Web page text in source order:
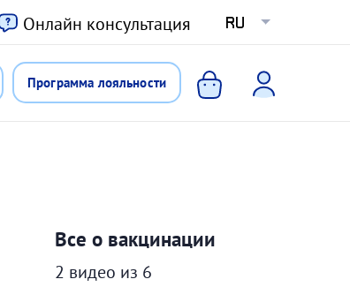
Онлайн консультация RU
Программа лояльности
Все о вакцинации
2 видео из 6